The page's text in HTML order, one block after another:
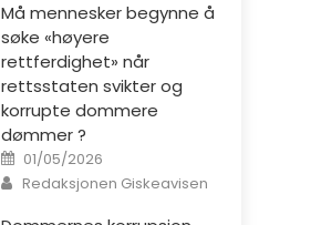
Må mennesker begynne å
søke «høyere
rettferdighet» når
rettsstaten svikter og
korrupte dommere
dømmer ?
Posted on
01/05/2026
Author
Redaksjonen Giskeavisen